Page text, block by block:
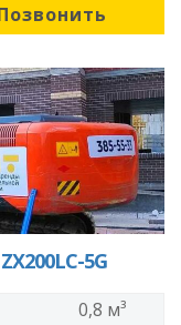
5G
0,8 м³